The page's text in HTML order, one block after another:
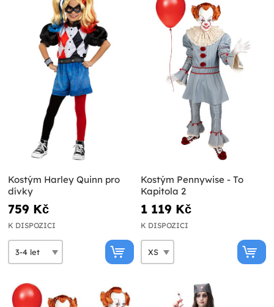
Kostým Harley Quinn pro
dívky
759 Kč
K DISPOZICI
Kostým Pennywise - To
Kapitola 2
1 119 Kč
K DISPOZICI